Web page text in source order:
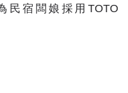
民宿闆娘採用TOTO